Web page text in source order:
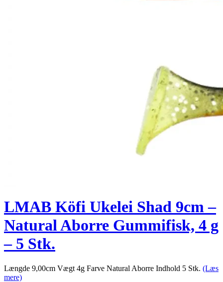
LMAB Köfi Ukelei Shad 9cm –
Natural Aborre Gummifisk, 4 g
– 5 Stk.
Længde 9,00cm Vægt 4g Farve Natural Aborre Indhold 5 Stk. (Læs
mere)